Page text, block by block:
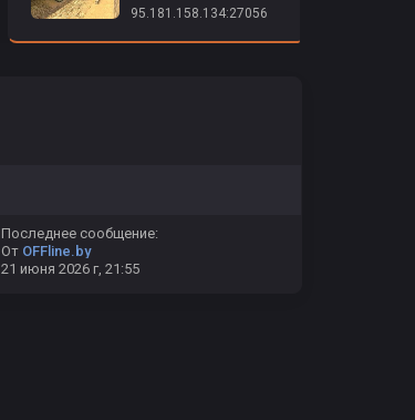
95.181.158.134:27056
Последнее сообщение:
От OFFline.by
21 июня 2026 г, 21:55